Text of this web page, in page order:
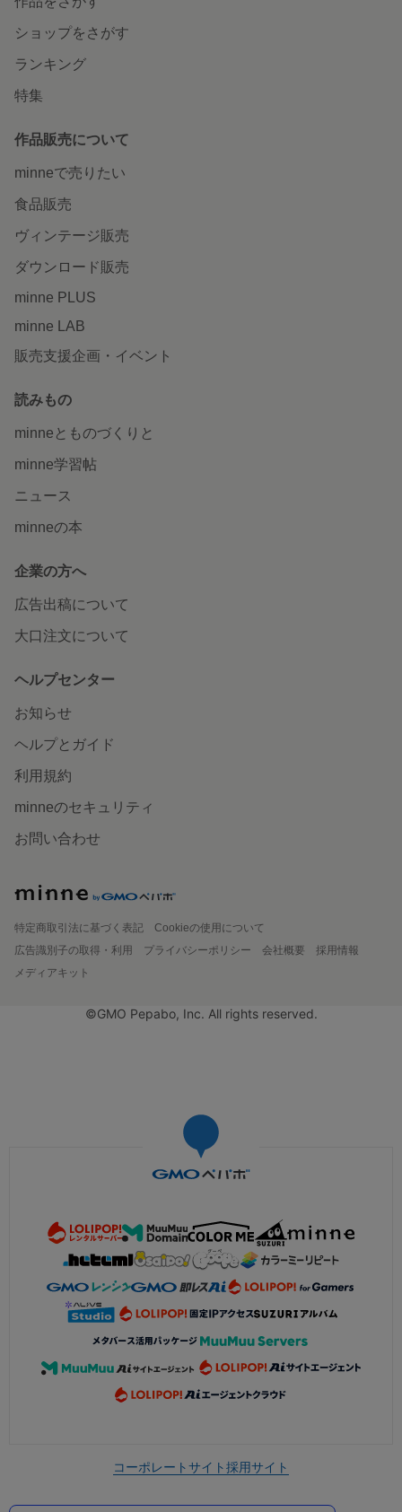
ショップをさがす
ランキング
特集
作品販売について
minneで売りたい
食品販売
ヴィンテージ販売
ダウンロード販売
minne PLUS
minne LAB
販売支援企画・イベント
読みもの
minneとものづくりと
minne学習帖
ニュース
minneの本
企業の方へ
広告出稿について
大口注文について
ヘルプセンター
お知らせ
ヘルプとガイド
利用規約
minneのセキュリティ
お問い合わせ
特定商取引法に基づく表記
Cookieの使用について
広告識別子の取得・利用
プライバシーポリシー 会社概要
採用情報
メディアキット
©GMO Pepabo, Inc. All rights reserved.
コーポレートサイト採用サイト